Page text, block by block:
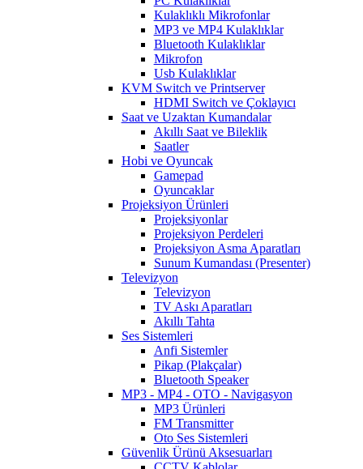
Kulaklıklı Mikrofonlar
MP3 ve MP4 Kulaklıklar
Bluetooth Kulaklıklar
Mikrofon
Usb Kulaklıklar
KVM Switch ve Printserver
HDMI Switch ve Çoklayıcı
Saat ve Uzaktan Kumandalar
Akıllı Saat ve Bileklik
Saatler
Hobi ve Oyuncak
Gamepad
Oyuncaklar
Projeksiyon Ürünleri
Projeksiyonlar
Projeksiyon Perdeleri
Projeksiyon Asma Aparatları
Sunum Kumandası (Presenter)
Televizyon
Televizyon
TV Askı Aparatları
Akıllı Tahta
Ses Sistemleri
Anfi Sistemler
Pikap (Plakçalar)
Bluetooth Speaker
MP3 - MP4 - OTO - Navigasyon
MP3 Ürünleri
FM Transmitter
Oto Ses Sistemleri
Güvenlik Ürünü Aksesuarları